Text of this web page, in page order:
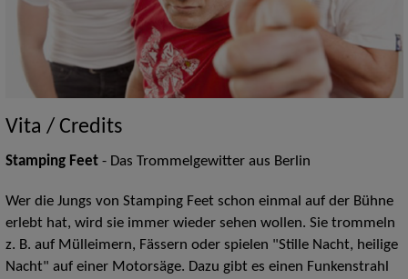
Vita / Credits
Stamping Feet- Das Trommelgewitter aus Berlin
Wer die Jungs von Stamping Feet schon einmal auf der Bühne
erlebt hat, wird sie immer wieder sehen wollen. Sie trommeln
z. B. auf Mülleimern, Fässern oder spielen "Stille Nacht, heilige
Nacht" auf einer Motorsäge. Dazu gibt es einen Funkenstrahl